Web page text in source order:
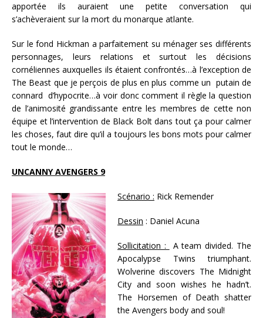
apportée ils auraient une petite conversation qui
s’achèveraient sur la mort du monarque atlante.
Sur le fond Hickman a parfaitement su ménager ses différents
personnages, leurs relations et surtout les décisions
cornéliennes auxquelles ils étaient confrontés…à l’exception de
The Beast que je perçois de plus en plus comme un putain de
connard d’hypocrite…à voir donc comment il règle la question
de l’animosité grandissante entre les membres de cette non
équipe et l’intervention de Black Bolt dans tout ça pour calmer
les choses, faut dire qu’il a toujours les bons mots pour calmer
tout le monde…
UNCANNY AVENGERS 9
Scénario : Rick Remender
Dessin : Daniel Acuna
Sollicitation :
A team divided. The
Apocalypse Twins triumphant.
Wolverine discovers The Midnight
City and soon wishes he hadn’t.
The Horsemen of Death shatter
the Avengers body and soul!